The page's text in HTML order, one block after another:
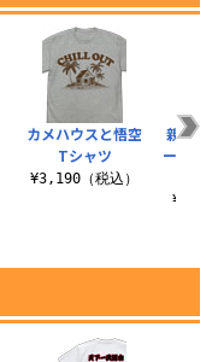
カメハウスと悟空
Tシャツ
¥3,190（税込）
親子
ールプ